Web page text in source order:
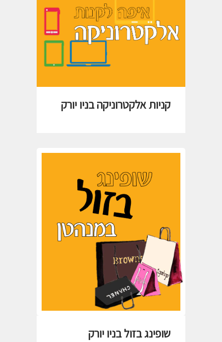
קניות אלקטרוניקה בניו יורק
שופינג בזול בניו יורק